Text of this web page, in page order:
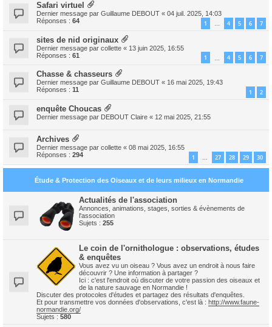
Safari virtuel
Dernier message par Guillaume DEBOUT « 04 juil. 2025, 14:03
Réponses : 64 1 … 4 5 6 7
sites de nid originaux
Dernier message par collette « 13 juin 2025, 16:55
Réponses : 61 1 4 5 6 7
Chasse & chasseurs
Dernier message par Guillaume DEBOUT « 16 mai 2025, 19:43
Réponses : 11 1 2
enquête Choucas
Dernier message par DEBOUT Claire « 12 mai 2025, 21:55
Archives
Dernier message par collette « 08 mai 2025, 16:55
Réponses : 294 1 … 27 28 29 30
Étude & Protection des Oiseaux et de leurs milieux en Normandie
Actualités de l'association
Annonces, animations, stages, sorties & évènements de
l'association
Sujets : 255
Le coin de l'ornithologue : observations, études
& enquêtes
Vous avez vu un oiseau ? Vous avez un endroit à nous faire
découvrir ? Une information à partager ?
Ici : c'est l'endroit où discuter de votre passion des oiseaux et
de la nature sauvage en Normandie !
Discuter des protocoles d'études et partagez des résultats d'enquêtes.
Et pour transmettre vos données d'observations, c'est là : http://www.faune-
normandie.org/
Sujets : 580